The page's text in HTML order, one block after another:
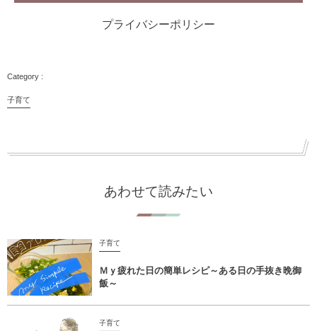
プライバシーポリシー
子育て
あわせて読みたい
子育て
Ｍｙ疲れた日の簡単レシピ～ある日の手抜き晩御
飯～
子育て